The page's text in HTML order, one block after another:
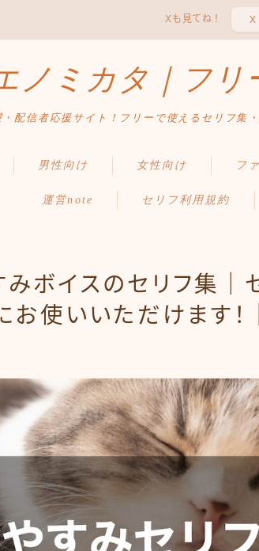
Xも見てね！ X
ノミカタ｜フリ
・配信者応援サイト！フリーで使えるセリフ集
男性向け 女性向け フ
運営note セリフ利用規約
ボイスのセリフ集｜
お使いいただけます！